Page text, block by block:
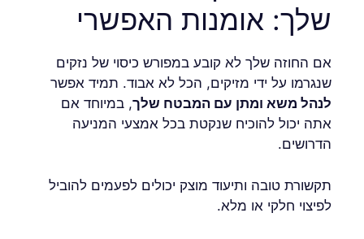
שלך: אומנות האפשרי
אם החוזה שלך לא קובע במפורש כיסוי של נזקים
שנגרמו על ידי מזיקים, הכל לא אבוד. תמיד אפשר
לנהל משא ומתן עם המבטח שלך, במיוחד אם
אתה יכול להוכיח שנקטת בכל אמצעי המניעה
הדרושים.
תקשורת טובה ותיעוד מוצק יכולים לפעמים להוביל
לפיצוי חלקי או מלא.